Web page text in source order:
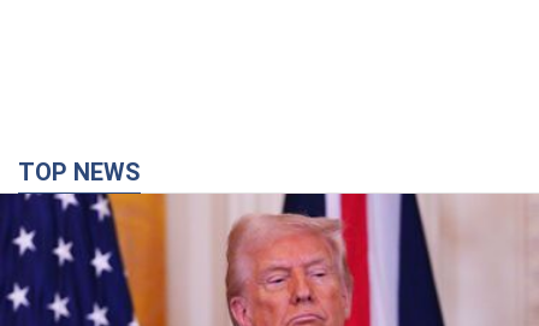
TOP NEWS